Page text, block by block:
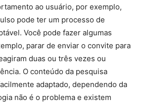
ao usuário, por exemplo,
pode ter um processo de
Você pode fazer algumas
parar de enviar o convite para
duas ou três vezes ou
O conteúdo da pesquisa
adaptado, dependendo da
não é o problema e existem